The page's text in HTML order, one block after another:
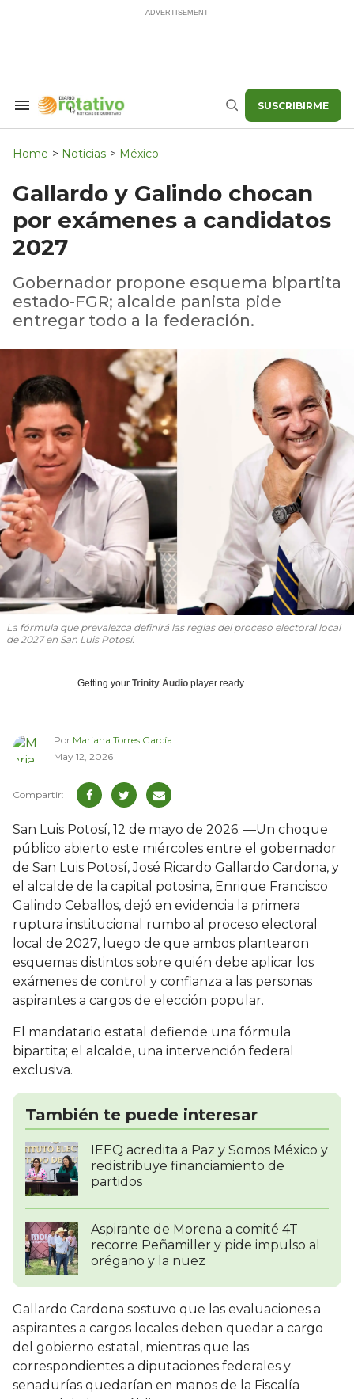
Search
Navigation
Buscar SUSCRIBIRME
Home > Noticias > México
Gallardo y Galindo chocan
por exámenes a candidatos
2027
Gobernador propone esquema bipartita
estado-FGR; alcalde panista pide
entregar todo a la federación.
La fórmula que prevalezca definirá las reglas del proceso electoral local
de 2027 en San Luis Potosí.
Getting your Trinity Audio player ready...
Por Mariana Torres García
May 12, 2026
San Luis Potosí, 12 de mayo de 2026. —Un choque
público abierto este miércoles entre el gobernador
de San Luis Potosí, José Ricardo Gallardo Cardona, y
el alcalde de la capital potosina, Enrique Francisco
Galindo Ceballos, dejó en evidencia la primera
ruptura institucional rumbo al proceso electoral
local de 2027, luego de que ambos plantearon
esquemas distintos sobre quién debe aplicar los
exámenes de control y confianza a las personas
aspirantes a cargos de elección popular.
El mandatario estatal defiende una fórmula
bipartita; el alcalde, una intervención federal
exclusiva.
También te puede interesar
IEEQ acredita a Paz y Somos México y
redistribuye financiamiento de
partidos
Aspirante de Morena a comité 4T
recorre Peñamiller y pide impulso al
orégano y la nuez
Gallardo Cardona sostuvo que las evaluaciones a
aspirantes a cargos locales deben quedar a cargo
del gobierno estatal, mientras que las
correspondientes a diputaciones federales y
senadurías quedarían en manos de la Fiscalía